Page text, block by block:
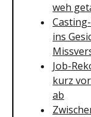
weh
ins
Job-
kurz
ab